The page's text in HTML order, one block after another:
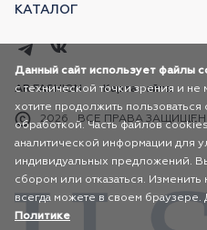
КАТАЛОГ
2026 ВСЕ ПРАВА
AR FASHION Карта сайта
Данный сайт использует файлы
с технической точки зрения и
хотите продолжить пользоваться
обработкой. Часть файлов
аналитической информации для
индивидуальных предложений.
сбором или отказаться.
всегда можете в своем браузере.
Политике